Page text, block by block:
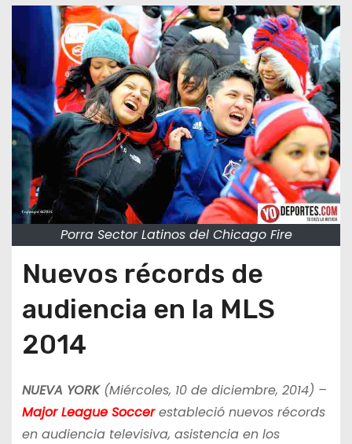
Porra Sector Latinos del Chicago Fire
Nuevos récords de
audiencia en la MLS
2014
NUEVA YORK (Miércoles, 10 de diciembre, 2014) –
Major League Soccerestableció nuevos récords
en audiencia televisiva, asistencia en los